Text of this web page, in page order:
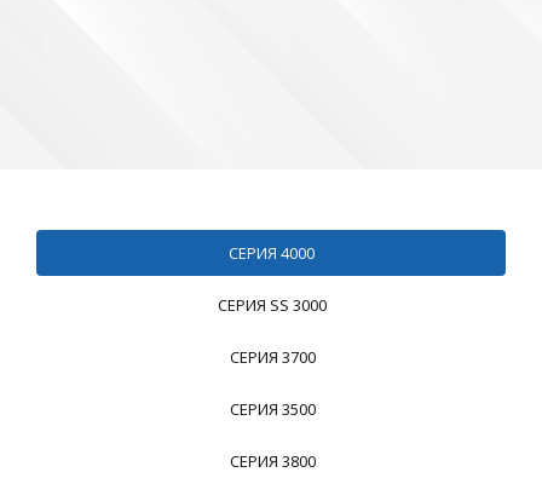
СЕРИЯ 4000
СЕРИЯ SS 3000
СЕРИЯ 3700
СЕРИЯ 3500
СЕРИЯ 3800